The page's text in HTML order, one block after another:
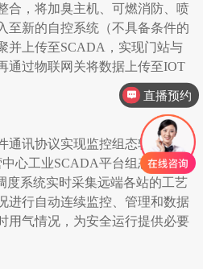
合，将加臭主机、可燃消防、喷
至新的自控系统（不具备条件的
并上传至SCADA，实现门站与
通过物联网关将数据上传至IOT
通讯协议实现监控组态软
中心工业SCADA平台组态软
度系统实时采集远端各站的工艺
进行自动连续监控、管理和数据
用气情况，为安全运行提供必要
直播预约